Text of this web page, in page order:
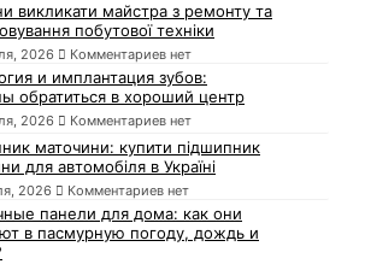
викликати майстра з ремонту та
побутової техніки
2026 Комментариев нет
и имплантация зубов:
обратиться в хороший центр
2026 Комментариев нет
маточини: купити підшипник
для автомобіля в Україні
2026 Комментариев нет
панели для дома: как они
в пасмурную погоду, дождь и